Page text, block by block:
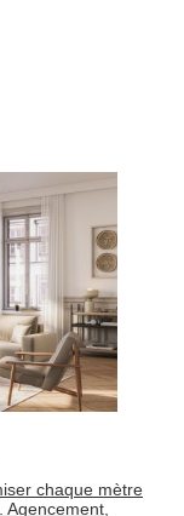
chaque mètre
Agencement,